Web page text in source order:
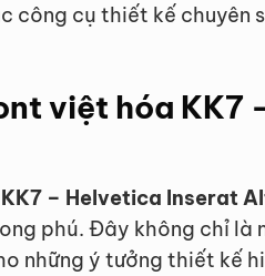
công cụ thiết kế chuyên
việt hóa KK7
– Helvetica Inserat
phú. Đây không chỉ là
những ý tưởng thiết kế